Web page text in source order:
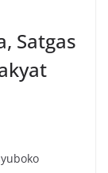
Satgas